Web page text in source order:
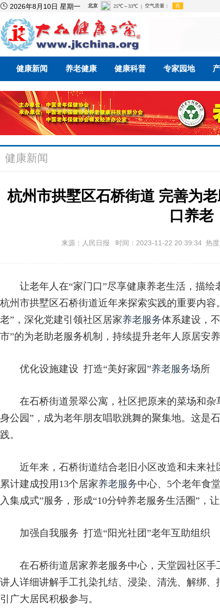
 2026年8月10日 星期一
健康新闻 养老健康 健康科普 专家园地
健康新闻
杭州市拱墅区石桥街道 完善为
口养老
来源：人民日报 时间：2023-11-22 20:39:34 热
让老年人在“家门口”尽享健康养老生活，描绘
杭州市拱墅区石桥街道近年来探索实践的重要内
老”，深化党建引领社区居家养老服务体系建设，
市”的为老助老服务机制，持续提升老年人原居安
优化设施建设 打造“美好家园”养老服务场所
在石桥街道景翠公寓，社区把原来的菜场和杂
身公园”，成为老年朋友唱歌跳舞的聚集地。这是
践。
近年来，石桥街道结合老旧小区改造和未来社
累计建成投用13个居家养老服务中心、5个老年食
入集成式”服务，形成“10分钟养老服务生活圈”，
加强自我服务 打造“阳光社团”老年互助组织
在石桥街道居家养老服务中心，天堂园社区手
讲人详细讲解手工扎染扎结、浸染、清洗、解绑
引广大居民积极参与。